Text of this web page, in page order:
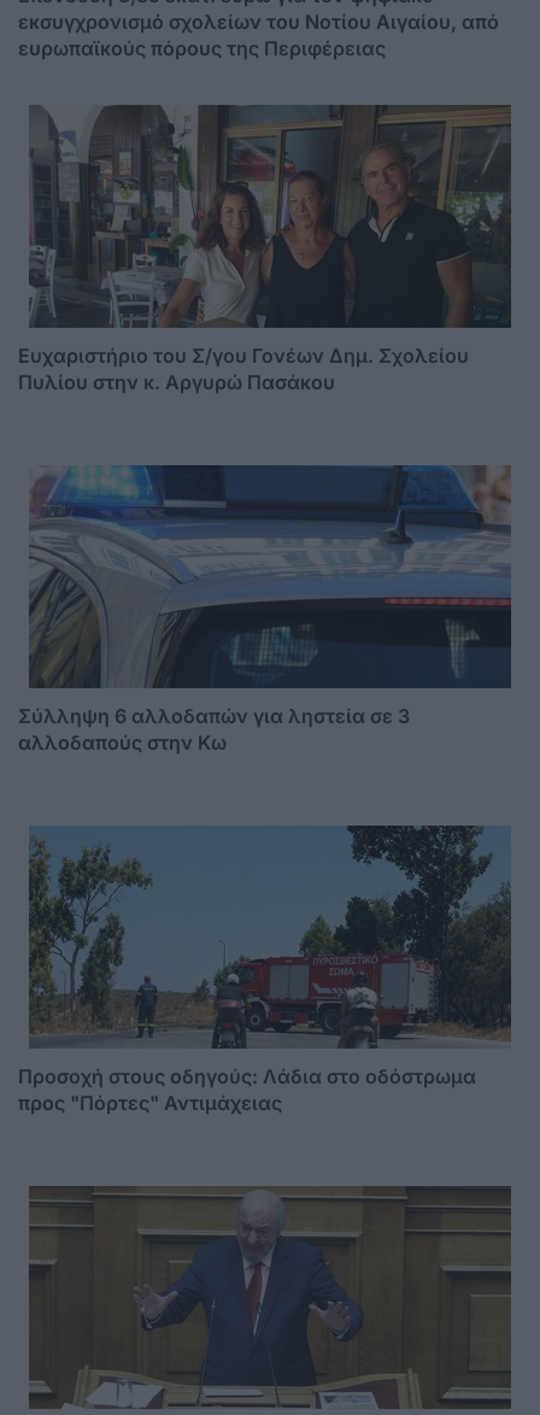
εκσυγχρονισμό σχολείων του Νοτίου Αιγαίου, από
ευρωπαϊκούς πόρους της Περιφέρειας
Ευχαριστήριο του Σ/γου Γονέων Δημ. Σχολείου
Πυλίου στην κ. Αργυρώ Πασάκου
Σύλληψη 6 αλλοδαπών για ληστεία σε 3
αλλοδαπούς στην Κω
Προσοχή στους οδηγούς: Λάδια στο οδόστρωμα
προς "Πόρτες" Αντιμάχειας